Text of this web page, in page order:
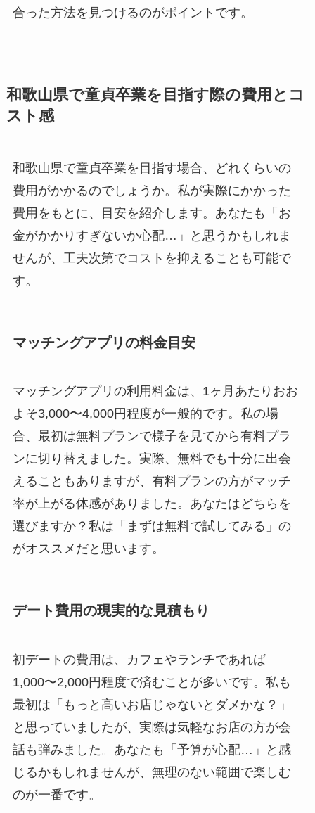
合った方法を見つけるのがポイントです。
和歌山県で童貞卒業を目指す際の費用とコ
スト感
和歌山県で童貞卒業を目指す場合、どれくらいの
費用がかかるのでしょうか。私が実際にかかった
費用をもとに、目安を紹介します。あなたも「お
金がかかりすぎないか心配…」と思うかもしれま
せんが、工夫次第でコストを抑えることも可能で
す。
マッチングアプリの料金目安
マッチングアプリの利用料金は、1ヶ月あたりおお
よそ3,000〜4,000円程度が一般的です。私の場
合、最初は無料プランで様子を見てから有料プラ
ンに切り替えました。実際、無料でも十分に出会
えることもありますが、有料プランの方がマッチ
率が上がる体感がありました。あなたはどちらを
選びますか？私は「まずは無料で試してみる」の
がオススメだと思います。
デート費用の現実的な見積もり
初デートの費用は、カフェやランチであれば
1,000〜2,000円程度で済むことが多いです。私も
最初は「もっと高いお店じゃないとダメかな？」
と思っていましたが、実際は気軽なお店の方が会
話も弾みました。あなたも「予算が心配…」と感
じるかもしれませんが、無理のない範囲で楽しむ
のが一番です。